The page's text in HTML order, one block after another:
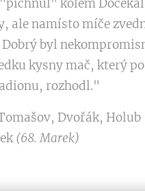
kolem
ale namísto míče
byl
kysny mač, který
rozhodl."
Dvořák,
(68. Marek)